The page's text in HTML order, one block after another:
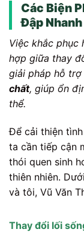
Các Biện
Đập
Việc khắc phục
hợp giữa thay
giải pháp hỗ
chất, giúp ổn
thể.
Để cải thiện
ta cần tiếp cận
thói quen sinh
thiên nhiên.
và tôi, Vũ Văn
Thay đổi lối